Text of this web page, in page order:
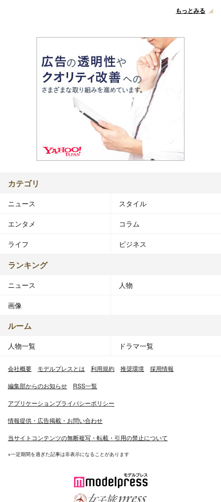
もっとみる
カテゴリ
ニュース スタイル
エンタメ コラム
ライフ ビジネス
ランキング
ニュース 人物
画像
ルーム
人物一覧 ドラマ一覧
会社概要 モデルプレスとは 利用規約 推奨環境 採用情報
編集部からのお知らせ RSS一覧
アプリケーションプライバシーポリシー
情報提供・広告掲載・お問い合わせ
当サイトコンテンツの無断複写・転載・引用の禁止について
※一定期間を過ぎた記事は非表示になることがあります